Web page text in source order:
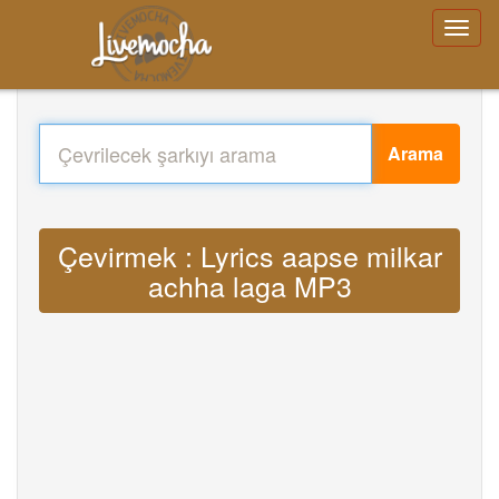
Arama
Çevirmek : Lyrics aapse milkar
achha laga MP3